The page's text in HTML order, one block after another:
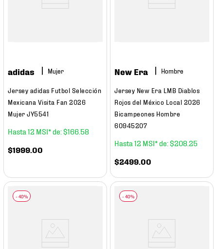
adidas Mujer
Jersey adidas Futbol Selección
Mexicana Visita Fan 2026
Mujer JY5541
12 $166 58
$1999.00
New Era Hombre
Jersey New Era LMB Diablos
Rojos del México Local 2026
Bicampeones Hombre
60945207
12 $208 25
$2499.00